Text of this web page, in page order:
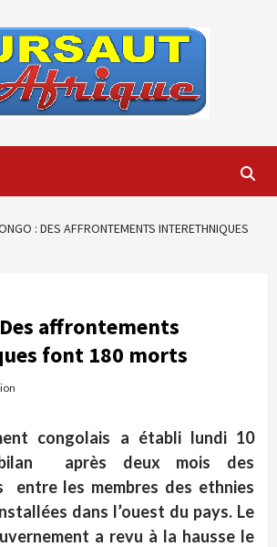
: DES AFFRONTEMENTS INTERETHNIQUES
Des affrontements
font 180 morts
congolais a établi lundi 10
après deux mois des
entre les membres des ethnies
dans l’ouest du pays. Le
a revu à la hausse le